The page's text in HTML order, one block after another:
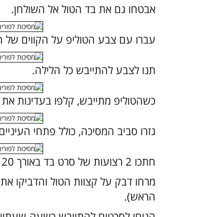
אבטחו גם את בד הטול אל השולחן.
עברו עם צבע הטוליפ על הקווים של
תנו לצבע להתייבש כל הלילה.
כשהטוליפ מתייבש, קלפו בעדינות
גזרו סביב המסיכה, כולל פתחי
חתכו 2 רצועות של סרט בד באורך 20 ס"מ כל אחת.
מרחו דבק על קצוות הטול והדביקו
הראש).